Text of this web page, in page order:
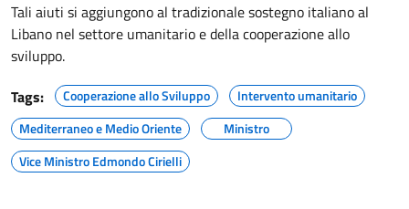
Tali aiuti si aggiungono al tradizionale sostegno italiano al
Libano nel settore umanitario e della cooperazione allo
sviluppo.
Tags:
Cooperazione allo Sviluppo
Intervento umanitario
Mediterraneo e Medio Oriente
Ministro
Vice Ministro Edmondo Cirielli